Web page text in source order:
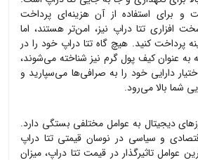
و برای استفاده از آن هزینه‌ای پرداخت
افزاری تتا دراپ نیز، امن‌تر هستند، اما
پرداخت کنید. هیچ گاه تتا دراپ خود را در
عنوان کیف پول گرم نیز شناخته می‌شوند،
دارایی خود را به صرافی‌ها می‌سپارید و
شما بالا می‌رود.
دیجیتال به عوامل مختلفی بستگی دارد.
اقتصادی و سیاسی در نوسان قیمتیتتا دراپ
عوامل تاثیرگذار در قیمتتتا دراپ، میزان